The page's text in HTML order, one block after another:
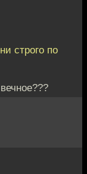
строго по